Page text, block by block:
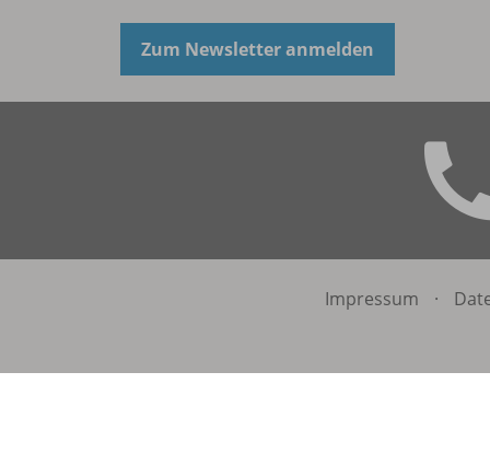
Zum Newsletter anmelden
Impressum ·